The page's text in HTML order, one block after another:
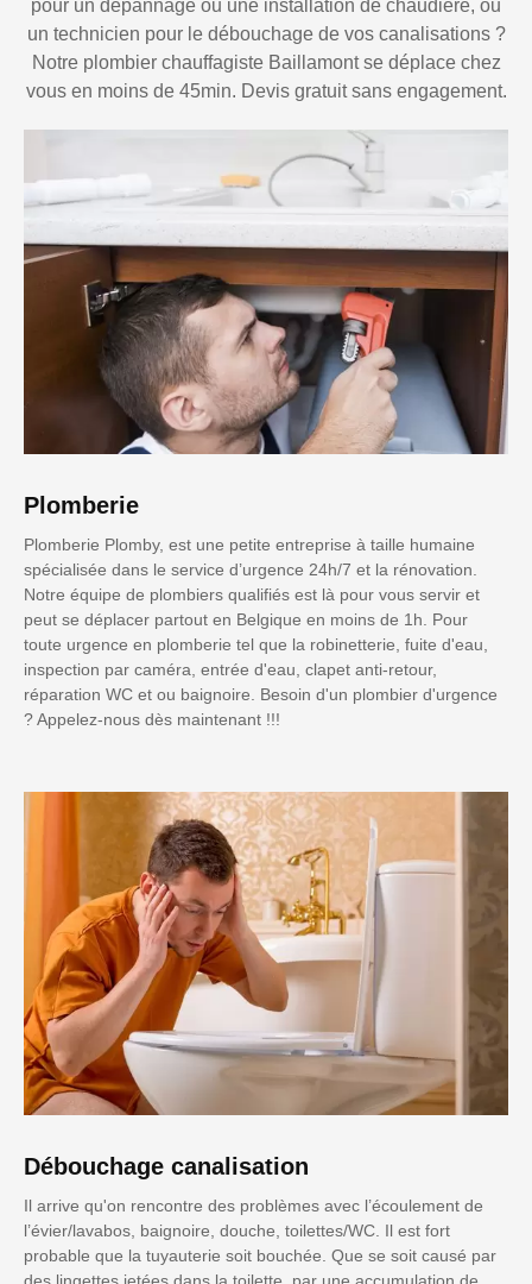
pour un dépannage ou une installation de chaudière, ou
un technicien pour le débouchage de vos canalisations ?
Notre plombier chauffagiste Baillamont se déplace chez
vous en moins de 45min. Devis gratuit sans engagement.
Plomberie
Plomberie Plomby, est une petite entreprise à taille humaine
spécialisée dans le service d’urgence 24h/7 et la rénovation.
Notre équipe de plombiers qualifiés est là pour vous servir et
peut se déplacer partout en Belgique en moins de 1h. Pour
toute urgence en plomberie tel que la robinetterie, fuite d'eau,
inspection par caméra, entrée d'eau, clapet anti-retour,
réparation WC et ou baignoire. Besoin d'un plombier d'urgence
? Appelez-nous dès maintenant !!!
Débouchage canalisation
Il arrive qu'on rencontre des problèmes avec l’écoulement de
l’évier/lavabos, baignoire, douche, toilettes/WC. Il est fort
probable que la tuyauterie soit bouchée. Que se soit causé par
des lingettes jetées dans la toilette, par une accumulation de